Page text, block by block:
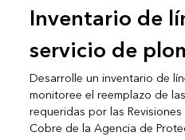
Inventario de
servicio de
Desarrolle un inventario de
monitoree el reemplazo de
requeridas por las
Cobre de la Agencia de